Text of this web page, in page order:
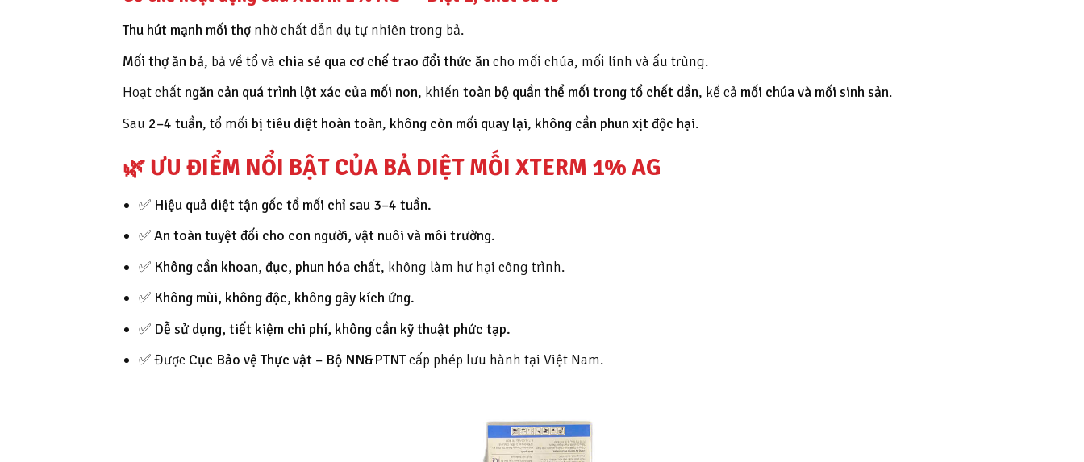
Thu hút mạnh mối thợ nhờ chất dẫn dụ tự nhiên trong bả.
Mối thợ ăn bả, bả về tổ và chia sẻ qua cơ chế trao đổi thức ăncho mối chúa, mối lính và ấu trùng.
Hoạt chất ngăn cản quá trình lột xác của mối non, khiến toàn bộ quần thể mối trong tổ chết dần, kể cả mối chúa và mối sinh sản.
Sau 2–4 tuần, tổ mối bị tiêu diệt hoàn toàn, không còn mối quay lại, không cần phun xịt độc hại.
🌿 ƯU ĐIỂM NỔI BẬT CỦA BẢ DIỆT MỐI XTERM 1% AG
✅ Hiệu quả diệt tận gốc tổ mối chỉ sau 3–4 tuần.
✅An toàn tuyệt đối cho con người, vật nuôi và môi trường.
✅ Không cần khoan, đục, phun hóa chất, không làm hư hại công trình.
✅ Không mùi, không độc, không gây kích ứng.
✅ Dễ sử dụng, tiết kiệm chi phí, không cần kỹ thuật phức tạp.
✅ Được Cục Bảo vệ Thực vật – Bộ NN&PTNTcấp phép lưu hành tại Việt Nam.